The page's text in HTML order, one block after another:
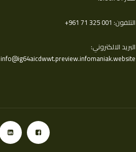
التلفون: ‎+961 71 325 001
البريد الالكتروني:
info@ig64aicdwwt.preview.infomaniak.website